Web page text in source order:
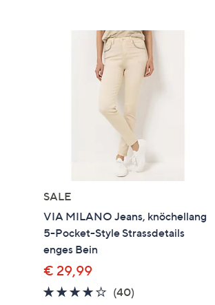
SALE
VIA MILANO Jeans, knöchellang
5-Pocket-Style Strassdetails
enges Bein
€ 29,99
3.8
(40)40